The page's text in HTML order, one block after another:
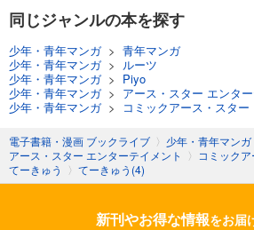
同じジャンルの本を探す
少年・青年マンガ> 青年マンガ
少年・青年マンガ> ルーツ
少年・青年マンガ> Piyo
少年・青年マンガ> アース・スター エンタ
少年・青年マンガ> コミックアース・スター
電子書籍・漫画 ブックライブ 〉 少年・青年マンガ
アース・スター エンターテイメント
〉 コミック
てーきゅう
〉 てーきゅう(4)
新刊やお得な情報をお届